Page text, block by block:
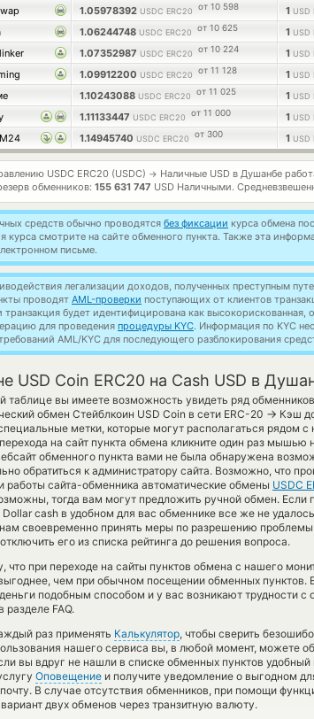
1.05978392 USDC ERC20 от 10 598 1 USD
1.06244748 USDC ERC20 от 10 625 1 USD
1.07352987 USDC ERC20 от 10 224 1 USD
1.09912200 USDC ERC20 от 11 128 1 USD
1.10243088 USDC ERC20 от 11 025 1 USD
1.11133447 USDC ERC20 от 11 000 1 USD
1.14945740 USDC ERC20 от 300 1 USD
USDC ERC20 (USDC) → Наличные USD в Душанбе
обменников: 155 631 747 USD Наличными.
средств обычно проводятся без фиксации курса обмена
курса смотрите на сайте обменного пункта. Также эта
письме.
легализации доходов, полученных преступным
проводят AML-проверки поступающих от клиентов
транзакция будет идентифицирована как
для проведения процедуры KYC. Информация по KYC
AML/KYC для последующего разблокирования
USD Coin ERC20 на Cash USD в
таблице вы имеете возможность увидеть ряд
обмен Стейблкоин USD Coin в сети ERC-20 → Кэш
метки, которые могут располагаться рядом
на сайт пункта обмена кликните один раз мышью
обменного пункта вами не была обнаружена
обратиться к администратору сайта. Возможно, что
работы сайта-обменника автоматические обмены USDC
тогда вам могут предложить ручной обмен. Если
cash в удобном для вас обменнике все же не
своевременно принять меры по разрешению
его из списка рейтинга до решения вопроса.
что при переходе на сайты пунктов обмена с нашего
чем при обычном посещении обменных пунктов.
подобным способом и у вас возникают трудности
разделе FAQ.
раз применять Калькулятор, чтобы сверить
нашего сервиса вы, в любой момент, можете
вы вдруг не нашли в списке обменных пунктов
Оповещение и получите уведомление о выгодном
В случае отсутствия обменников, при помощи
двух обменов через транзитную валюту.